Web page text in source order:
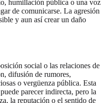
humillación pública o una voz
de comunicarse. La agresión
y aun así crear un daño
social o las relaciones de
difusión de rumores,
o vergüenza pública. Esta
parecer indirecta, pero la
la reputación o el sentido de